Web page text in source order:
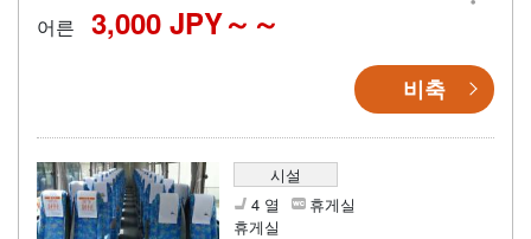
어른 3,000 JPY～
비축
시설
4 열
휴게실
휴게실